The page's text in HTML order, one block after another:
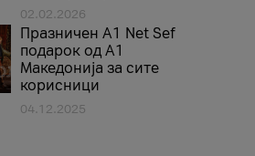
02.02.2026
Празничен A1 Net Sеf
подарок од А1
Македонија за сите
корисници
04.12.2025